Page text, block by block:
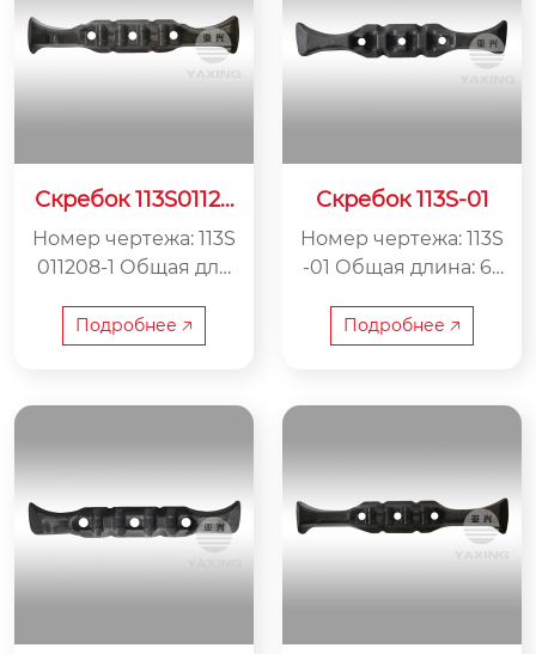
Скребок 113S01120
Номер чертежа: 113S
011208-1 Общая дли
няя ширина: 137.5 м
м Вес: 23 кг
Подробнее 🡥
Скребок 113S-01
Номер чертежа: 113S
-01 Общая длина: 67
ирина: 130 мм Вес: 2
1.5 кг
Подробнее 🡥